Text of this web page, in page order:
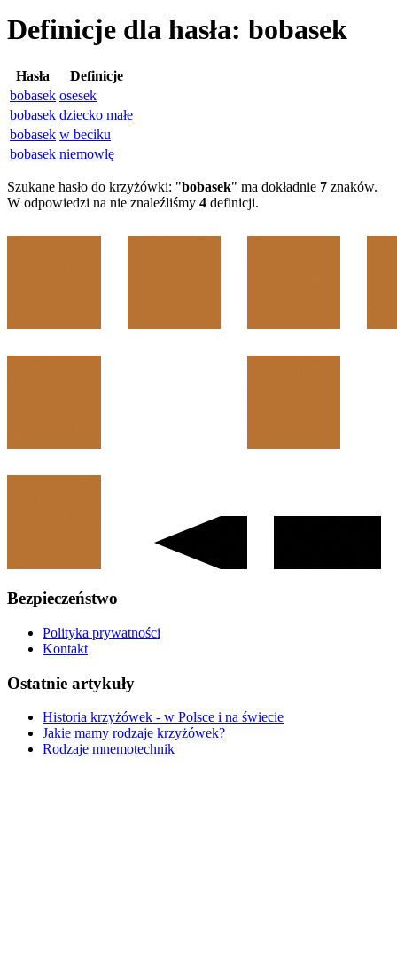
Definicje dla hasła: bobasek
Hasła
Definicje
bobasek osesek
bobasek dziecko małe
bobasek w beciku
bobasek niemowlę
Szukane hasło do krzyżówki: "bobasek" ma dokładnie 7 znaków.
W odpowiedzi na nie znaleźliśmy 4 definicji.
Bezpieczeństwo
Polityka prywatności
Kontakt
Ostatnie artykuły
Historia krzyżówek - w Polsce i na świecie
Jakie mamy rodzaje krzyżówek?
Rodzaje mnemotechnik